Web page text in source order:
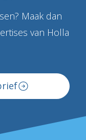
Maak dan
van Holla